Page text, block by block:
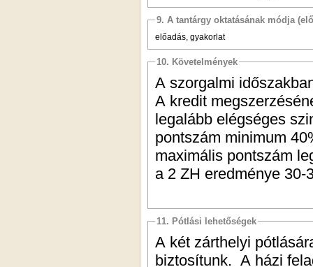
9. A tantárgy oktatásának módja
előadás, gyakorlat
10. Követelmények
A szorgalmi
A kredit
legalább elégséges
pontszám minimum
maximális pontszám
a 2 ZH eredménye
11. Pótlási lehetőségek
A két zárthelyi
biztosítunk. A házi